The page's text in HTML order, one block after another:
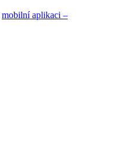
mobilní aplikaci –